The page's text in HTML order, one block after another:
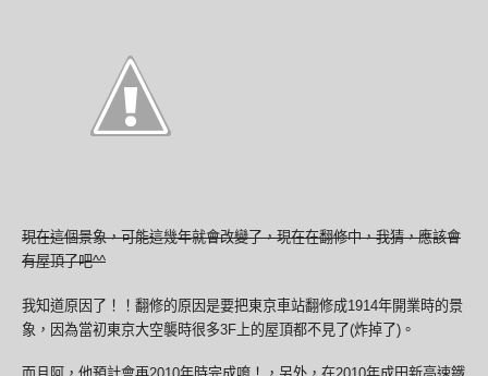
現在這個景象，可能這幾年就會改變了，現在在翻修中，我猜，應該會
有屋頂了吧^^
我知道原因了！！翻修的原因是要把東京車站翻修成1914年開業時的景
象，因為當初東京大空襲時很多3F上的屋頂都不見了(炸掉了)。